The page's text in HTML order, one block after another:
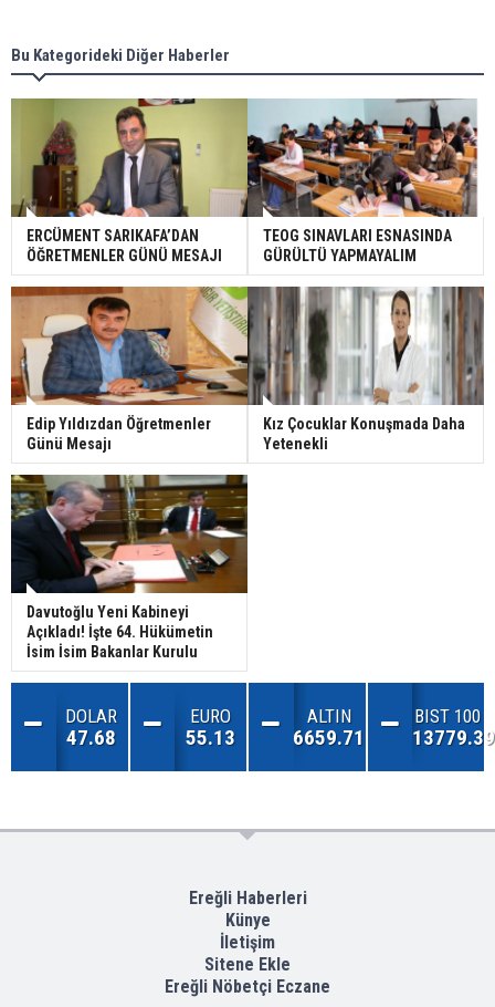
Bu Kategorideki Diğer Haberler
ERCÜMENT SARIKAFA’DAN
ÖĞRETMENLER GÜNÜ MESAJI
TEOG SINAVLARI ESNASINDA
GÜRÜLTÜ YAPMAYALIM
Edip Yıldızdan Öğretmenler
Günü Mesajı
Kız Çocuklar Konuşmada Daha
Yetenekli
Davutoğlu Yeni Kabineyi
Açıkladı! İşte 64. Hükümetin
İsim İsim Bakanlar Kurulu
DOLAR
47.68
EURO
55.13
ALTIN
6659.71
BIST 100
13779.39
Ereğli Haberleri
Künye
İletişim
Sitene Ekle
Ereğli Nöbetçi Eczane